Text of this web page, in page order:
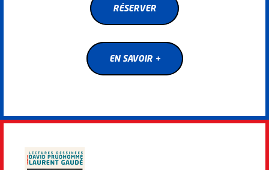
RÉSERVER
EN SAVOIR +